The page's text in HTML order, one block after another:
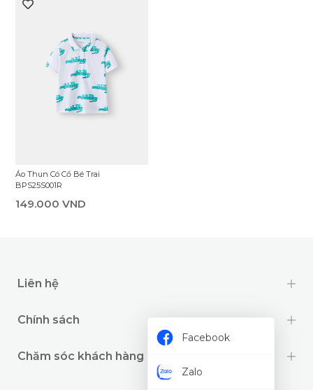
Áo Thun Có Cổ Bé Trai
BPS25S001R
149.000 VND
Liên hệ
Chính sách
Chăm sóc khách hàng
Facebook
Zalo